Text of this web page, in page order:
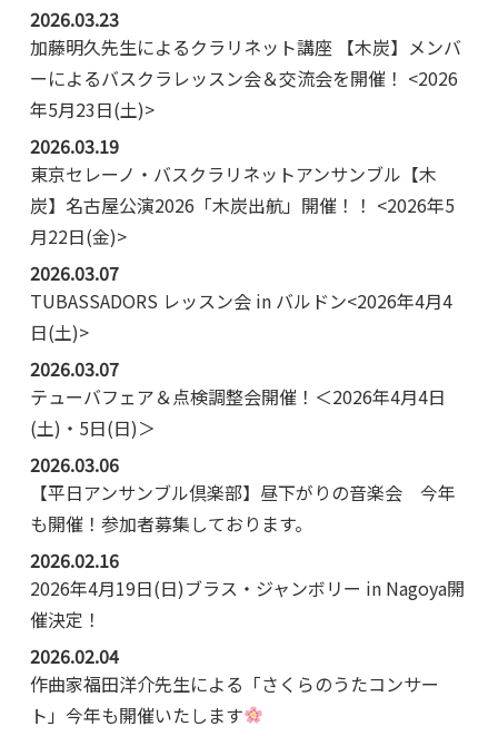
2026.03.23
加藤明久先生によるクラリネット講座 【木炭】メンバ
ーによるバスクラレッスン会＆交流会を開催！ <2026
年5月23日(土)>
2026.03.19
東京セレーノ・バスクラリネットアンサンブル【木
炭】名古屋公演2026「木炭出航」開催！！ <2026年5
月22日(金)>
2026.03.07
TUBASSADORS レッスン会 in バルドン<2026年4月4
日(土)>
2026.03.07
テューバフェア＆点検調整会開催！＜2026年4月4日
(土)・5日(日)＞
2026.03.06
【平日アンサンブル倶楽部】昼下がりの音楽会 今年
も開催！参加者募集しております。
2026.02.16
2026年4月19日(日)ブラス・ジャンボリー in Nagoya開
催決定！
2026.02.04
作曲家福田洋介先生による「さくらのうたコンサー
ト」今年も開催いたします